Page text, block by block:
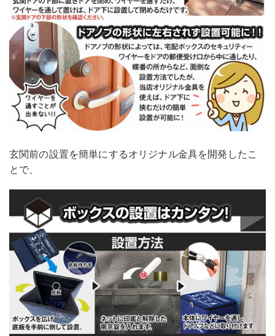
玄関前の設置を簡単にするオリジナル金具を開発したこ
とで、